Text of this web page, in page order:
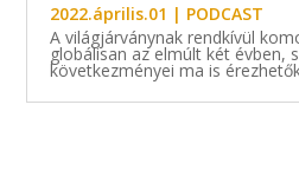
2022.április.01 | PODCAST
A világjárványnak rendkívül
globálisan az elmúlt két évben,
következményei ma is